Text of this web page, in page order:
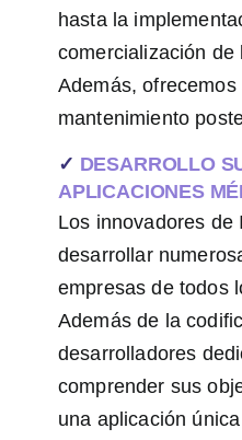
hasta la
comercialización de
Además, ofrecemos
mantenimiento
✓ DESARROLLO
APLICACIONES
Los innovadores de
desarrollar
empresas de todos
Además de la
desarrolladores
comprender sus
una aplicación